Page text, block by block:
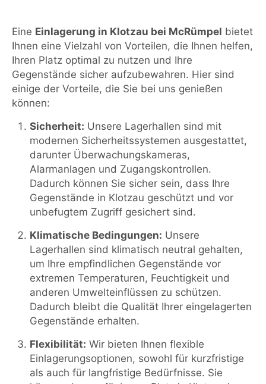
Eine Einlagerung in Klotzau bei McRümpel bietet
Ihnen eine Vielzahl von Vorteilen, die Ihnen helfen,
Ihren Platz optimal zu nutzen und Ihre
Gegenstände sicher aufzubewahren. Hier sind
einige der Vorteile, die Sie bei uns genießen
können:
Sicherheit: Unsere Lagerhallen sind mit
modernen Sicherheitssystemen ausgestattet,
darunter Überwachungskameras,
Alarmanlagen und Zugangskontrollen.
Dadurch können Sie sicher sein, dass Ihre
Gegenstände in Klotzau geschützt und vor
unbefugtem Zugriff gesichert sind.
Klimatische Bedingungen: Unsere
Lagerhallen sind klimatisch neutral gehalten,
um Ihre empfindlichen Gegenstände vor
extremen Temperaturen, Feuchtigkeit und
anderen Umwelteinflüssen zu schützen.
Dadurch bleibt die Qualität Ihrer eingelagerten
Gegenstände erhalten.
Flexibilität: Wir bieten Ihnen flexible
Einlagerungsoptionen, sowohl für kurzfristige
als auch für langfristige Bedürfnisse. Sie